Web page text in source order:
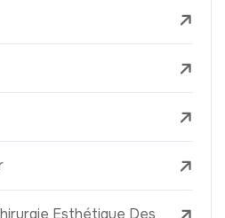
Esthétique Des